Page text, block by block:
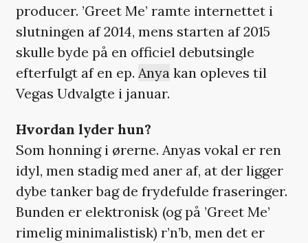
producer. ’Greet Me’ ramte internettet i
slutningen af 2014, mens starten af 2015
skulle byde på en officiel debutsingle
efterfulgt af en ep. Anyakan opleves til
Vegas Udvalgte i januar.
Hvordan lyder hun?
Som honning i ørerne. Anyas vokal er ren
idyl, men stadig med aner af, at der ligger
dybe tanker bag de frydefulde fraseringer.
Bunden er elektronisk (og på ’Greet Me’
rimelig minimalistisk) r’n’b, men det er